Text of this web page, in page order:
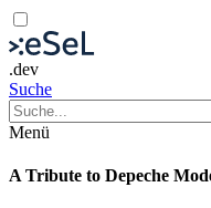
.dev
Suche
Menü
A Tribute to Depeche